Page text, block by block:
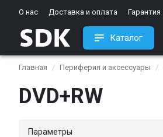
О нас Доставка и оплата Гарантия
Каталог
Главная Периферия и аксессуары
DVD+RW
Параметры